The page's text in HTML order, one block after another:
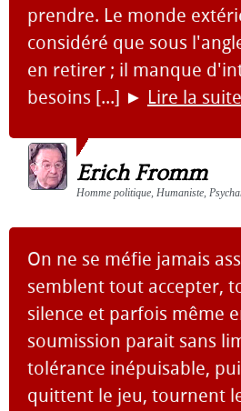
prendre. Le monde
considéré que sous
en retirer ; il manque
besoins [...] ► Lire la suite
Erich Fromm
Homme politique, Humaniste,
On ne se méfie jamais
semblent tout accepter,
silence et parfois même
soumission parait sans
tolérance inépuisable,
quittent le jeu, tournent